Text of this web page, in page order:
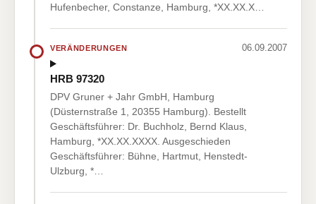
Hufenbecher, Constanze, Hamburg, *XX.XX.X…
VERÄNDERUNGEN 06.09.2007
HRB 97320
DPV Gruner + Jahr GmbH, Hamburg
(Düsternstraße 1, 20355 Hamburg). Bestellt
Geschäftsführer: Dr. Buchholz, Bernd Klaus,
Hamburg, *XX.XX.XXXX. Ausgeschieden
Geschäftsführer: Bühne, Hartmut, Henstedt-
Ulzburg, *…